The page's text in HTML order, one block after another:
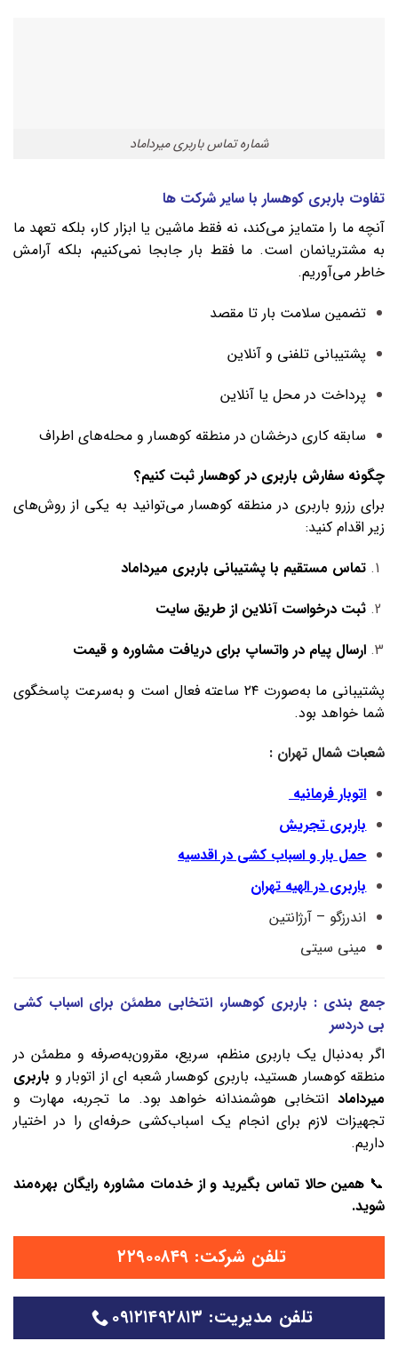
شماره تماس باربری میرداماد
تفاوت باربری کوهسار با سایر شرکت‌ ها
آنچه ما را متمایز می‌کند، نه فقط ماشین یا ابزار کار، بلکه تعهد ما
به مشتریانمان است. ما فقط بار جابجا نمی‌کنیم، بلکه آرامش
خاطر می‌آوریم.
تضمین سلامت بار تا مقصد
پشتیبانی تلفنی و آنلاین
پرداخت در محل یا آنلاین
سابقه کاری درخشان در منطقه کوهسار و محله‌های اطراف
چگونه سفارش باربری در کوهسار ثبت کنیم؟
برای رزرو باربری در منطقه کوهسار می‌توانید به یکی از روش‌های
زیر اقدام کنید:
تماس مستقیم با پشتیبانی باربری میرداماد
ثبت درخواست آنلاین از طریق سایت
ارسال پیام در واتساپ برای دریافت مشاوره و قیمت
پشتیبانی ما به‌صورت ۲۴ ساعته فعال است و به‌سرعت پاسخگوی
شما خواهد بود.
شعبات شمال تهران :
اتوبار فرمانیه
باربری تجریش
حمل بار و اسباب کشی در اقدسیه
باربری در الهیه تهران
اندرزگو – آرژانتین
مینی سیتی
جمع بندی : باربری کوهسار، انتخابی مطمئن برای اسباب‌ کشی
بی‌ دردسر
اگر به‌دنبال یک باربری منظم، سریع، مقرون‌به‌صرفه و مطمئن در
منطقه کوهسار هستید، باربری کوهسار شعبه‌ ای از اتوبار و باربری
میرداماد انتخابی هوشمندانه خواهد بود. ما تجربه، مهارت و
تجهیزات لازم برای انجام یک اسباب‌کشی حرفه‌ای را در اختیار
داریم.
📞 همین حالا تماس بگیرید و از خدمات مشاوره رایگان بهره‌مند
شوید.
تلفن شرکت: ۲۲۹۰۰۸۴۹
تلفن مدیریت: ۰۹۱۲۱۴۹۲۸۱۳